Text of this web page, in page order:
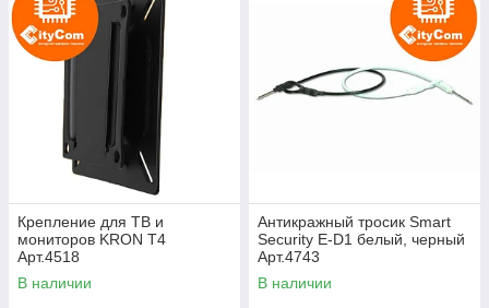
Крепление для ТВ и
мониторов KRON T4
Арт.4518
В наличии
Антикражный тросик Smart
Security E-D1 белый, черный
Арт.4743
В наличии